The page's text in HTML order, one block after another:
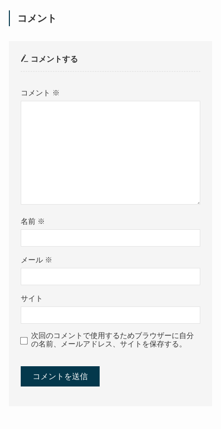
コメント
コメントする
コメント ※
名前 ※
メール ※
サイト
次回のコメントで使用するためブラウザーに自分
の名前、メールアドレス、サイトを保存する。